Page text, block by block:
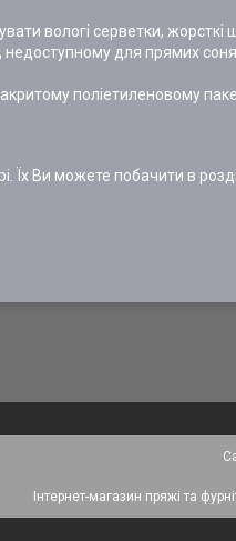
вологі серветки, жорсткі
недоступному для прямих
поліетиленовому
Ви можете побачити в